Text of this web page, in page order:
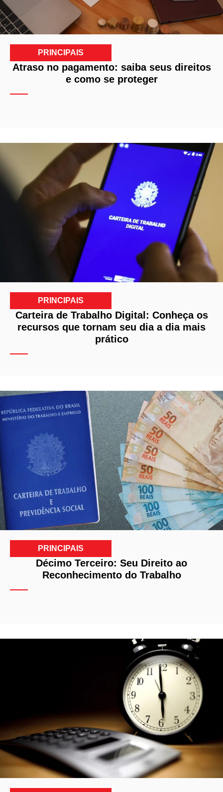
PRINCIPAIS
Atraso no pagamento: saiba seus direitos
e como se proteger
PRINCIPAIS
Carteira de Trabalho Digital: Conheça os
recursos que tornam seu dia a dia mais
prático
PRINCIPAIS
Décimo Terceiro: Seu Direito ao
Reconhecimento do Trabalho